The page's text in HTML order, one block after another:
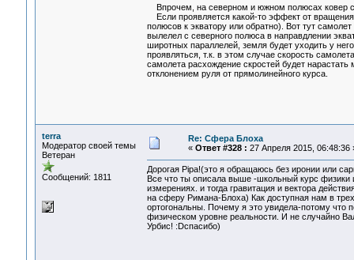
Впрочем, на северном и южном полюсах ковер
Если проявляется какой-то эффект от
полюсов к экватору или обратно). Вот тут
вылелел с северного полюса в направдлении
широтных параллелей, земля будет уходить у
проявляться, т.к. в этом случае скорость
самолета расхождение скростей будет
отклонением руля от прямолинейного курса.
terra
Модератор своей темы
Ветеран
Сообщений: 1811
Re: Сфера Блоха
« Ответ #328 : 27 Апреля 2015, 06:48:36
Дорогая Pipa!(это я обращаюсь без иронии или
Все что ты описала выше -школьный курс физики
измерениях. и тогда гравитация и вектора
на сферу Римана-Блоха) Как доступная нам в
ортогональны. Почему я это увидела-потому что
физическом уровне реальности. И не случайно
Урбис! :Dспасибо)